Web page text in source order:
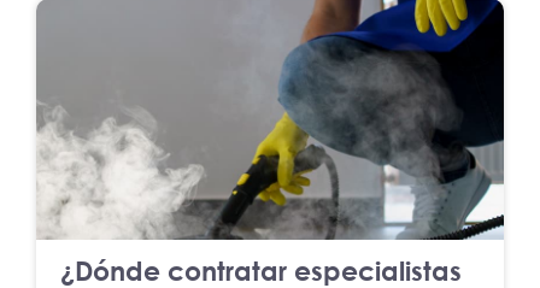
¿Dónde contratar especialistas